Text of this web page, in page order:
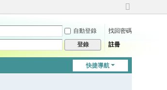
切
到
自動登錄
找回密碼
登錄 註冊
快捷導航